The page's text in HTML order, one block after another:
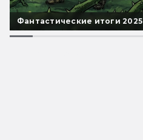
Фантастические итоги 2025